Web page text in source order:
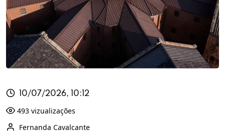
10/07/2026, 10:12
493 vizualizações
Fernanda Cavalcante